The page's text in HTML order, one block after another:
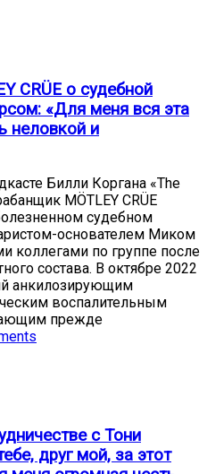
CRÜE о судебной
«Для меня вся эта
неловкой и
Билли Коргана «The
MÖTLEY CRÜE
судебном
основателем Миком
коллегами по группе после
состава. В октябре 2022
анкилозирующим
воспалительным
прежде
с Тони
друг мой, за этот